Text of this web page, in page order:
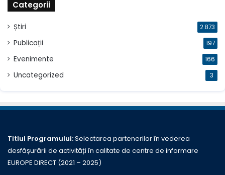
Categorii
Știri 2.873
Publicații 197
Evenimente 166
Uncategorized 3
Titlul Programului:Selectarea partenerilor în vederea
desfășurării de activități în calitate de centre de informare
EUROPE DIRECT (2021 – 2025)